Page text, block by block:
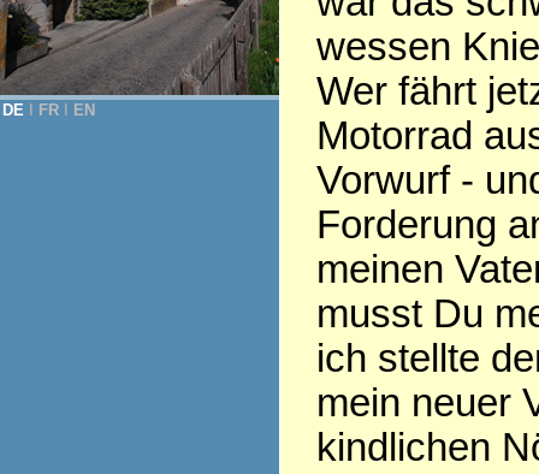
DE FR EN
wessen
Wer fährt
Motorrad
Vorwurf -
Forderung
meinen
musst Du
ich stellte
mein neuer
kindlichen